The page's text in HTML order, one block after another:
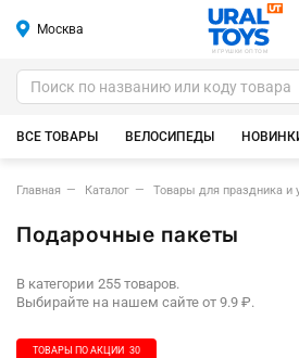
Москва
ИГРУШКИ ОПТОМ
ВСЕ ТОВАРЫ ВЕЛОСИПЕДЫ
Главная Каталог Товары для праздника и
Подарочные пакеты
В категории 255 товаров.
Выбирайте на нашем сайте от 9.9 ₽.
ТОВАРЫ ПО АКЦИИ 30